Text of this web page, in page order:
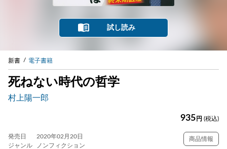
試し読み
新書 電子書籍
死ねない時代の哲学
村上陽一郎
935 円 (税込)
発売日
2020年02月20日
ジャンル
ノンフィクション
商品情報